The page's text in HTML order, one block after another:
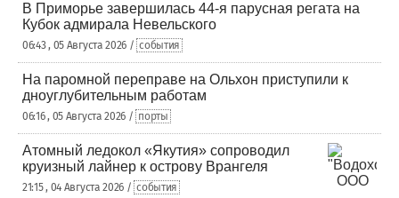
В Приморье завершилась 44-я парусная регата на
Кубок адмирала Невельского
06:43 , 05 Августа 2026 / события
На паромной переправе на Ольхон приступили к
дноуглубительным работам
06:16 , 05 Августа 2026 / порты
Атомный ледокол «Якутия» сопроводил
круизный лайнер к острову Врангеля
21:15 , 04 Августа 2026 / события